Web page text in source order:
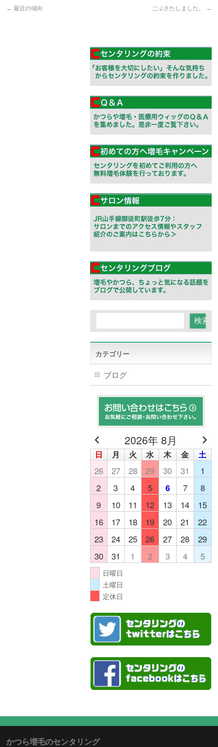
← 最近の傾向 ごぶさたしました。 →
カテゴリー
ブログ
2026年 8月
日 月 火 水 木 金 土
26 27 28 29 30 31
1
2
3 4 5 6 7
8
9
10 11 12 13 14
15
16
17 18 19 20 21
22
23
24 25 26 27 28
29
30
31 1 2 3 4 5
日曜日
土曜日
定休日
かつら増毛のセンタリング